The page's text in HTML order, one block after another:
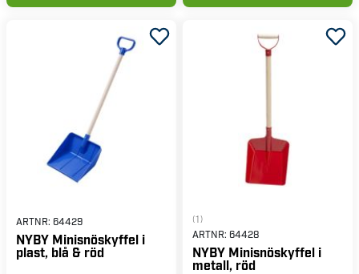
ARTNR: 64429
NYBY Minisnöskyffel i
plast, blå & röd
(1)
ARTNR: 64428
NYBY Minisnöskyffel i
metall, röd